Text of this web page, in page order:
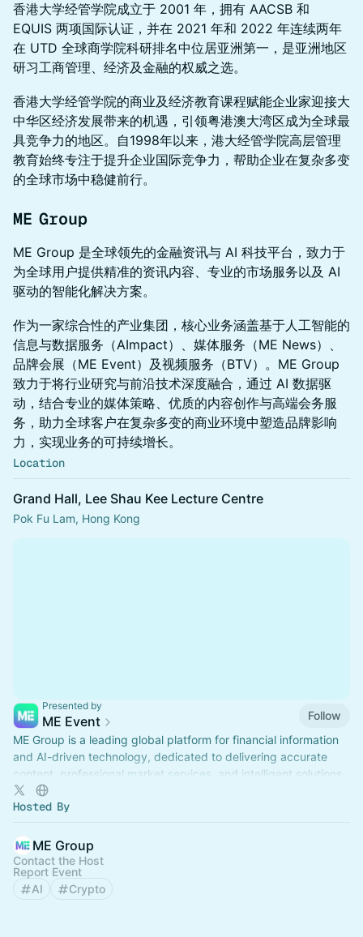
香港大学经管学院成立于 2001 年，拥有 AACSB 和
EQUIS 两项国际认证，并在 2021 年和 2022 年连续两年
在 UTD 全球商学院科研排名中位居亚洲第一，是亚洲地区
研习工商管理、经济及金融的权威之选。
香港大学经管学院的商业及经济教育课程赋能企业家迎接大
中华区经济发展带来的机遇，引领粤港澳大湾区成为全球最
具竞争力的地区。自1998年以来，港大经管学院高层管理
教育始终专注于提升企业国际竞争力，帮助企业在复杂多变
的全球市场中稳健前行。
ME Group
ME Group 是全球领先的金融资讯与 AI 科技平台，致力于
为全球用户提供精准的资讯内容、专业的市场服务以及 AI
驱动的智能化解决方案。
作为一家综合性的产业集团，核心业务涵盖基于人工智能的
信息与数据服务（AImpact）、媒体服务（ME News）、
品牌会展（ME Event）及视频服务（BTV）。ME Group
致力于将行业研究与前沿技术深度融合，通过 AI 数据驱
动，结合专业的媒体策略、优质的内容创作与高端会务服
务，助力全球客户在复杂多变的商业环境中塑造品牌影响
力，实现业务的可持续增长。
Location
Grand Hall, Lee Shau Kee Lecture Centre
Pok Fu Lam, Hong Kong
Presented by
ME Event
Follow
ME Group is a leading global platform for financial information
and AI-driven technology, dedicated to delivering accurate
content, professional market services, and intelligent solutions.
Hosted By
ME Group
Contact the Host
Report Event
AI
Crypto